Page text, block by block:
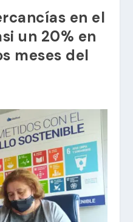
en el
un 20% en
meses del